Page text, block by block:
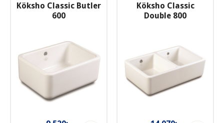
Köksho Classic Butler
600
Köksho Classic
Double 800